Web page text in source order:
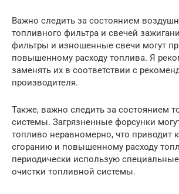
Важно следить за состоянием
топливного фильтра и свечей
фильтры и изношенные свечи могут
повышенному расходу топлива. Я
заменять их в соответствии с
производителя.
Также, важно следить за состоянием
системы. Загрязненные форсунки
топливо неравномерно, что приводит
сгоранию и повышенному расходу
периодически использую
очистки топливной системы.